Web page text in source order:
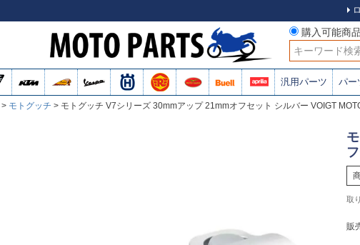
購入可能商
検索
汎用パーツ パー
モトグッチ モトグッチ V7シリーズ 30mmアップ 21mmオフセット シルバー VOIGT
販